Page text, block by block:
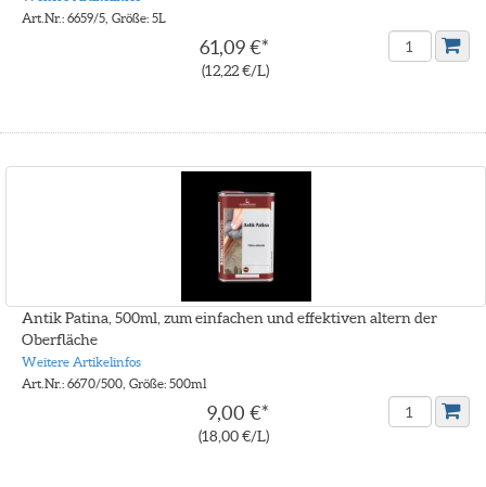
Art.Nr.: 6659/5, Größe: 5L
61,09 €*
(12,22 €/L)
Antik Patina, 500ml, zum einfachen und effektiven altern der
Oberfläche
Weitere Artikelinfos
Art.Nr.: 6670/500, Größe: 500ml
9,00 €*
(18,00 €/L)